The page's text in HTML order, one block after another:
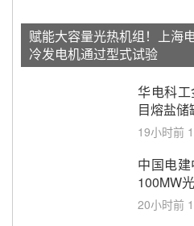
赋能大容量光热机组！上海
冷发电机通过型式试验
华电科
目熔盐储
19小时前
中国电
100MW
20小时前